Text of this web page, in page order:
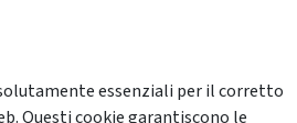
essenziali per il corretto
Questi cookie garantiscono le